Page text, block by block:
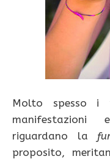
Molto spesso i
riguardano la
proposito,